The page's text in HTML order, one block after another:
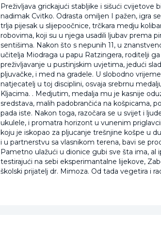
Preživljava grickajući stabljike i sišući
nadimak Cvitko. Odrasta omiljen I pažen, igra
trlja pijesak u slijepoočnice, trčkara medju
robovima, koji su u njega usadili ljubav prema
sentišima. Nakon što s nepunih 11, u
učitelja Miodraga u papu Ratzingera, roditelji
preživljavanje u pustinjskim uvjetima, jedući
pljuvačke, i med na gradele. U slobodno
natjecatelj u toj disciplini, osvaja srebrnu
Kljacima. . Medjutim, medalja mu je kasnije
sredstava, malih padobrančića na košpicama,
pada iste. Nakon toga, razočara se u svijet i
ukulele, i promatra horizont u vunenim
koju je iskopao za pljucanje trešnjine košpe u
i u partnerstvu sa vlasnikom terena, bavi se
Pametno ulažući u dionice gubi sve šta ima, al
testirajući na sebi eksperimantalne lijekove,
školski prijatelj dr. Mimoza. Od tada vegetira i